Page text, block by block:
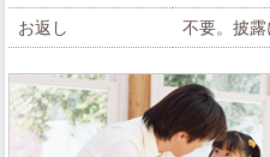
お返し 不要。披露